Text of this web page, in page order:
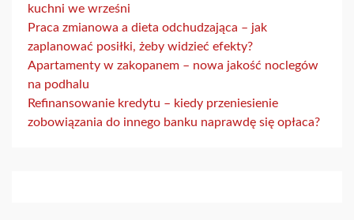
kuchni we wrześni
Praca zmianowa a dieta odchudzająca – jak
zaplanować posiłki, żeby widzieć efekty?
Apartamenty w zakopanem – nowa jakość noclegów
na podhalu
Refinansowanie kredytu – kiedy przeniesienie
zobowiązania do innego banku naprawdę się opłaca?